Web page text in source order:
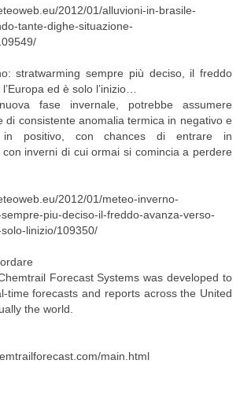
2012/01/alluvioni-in-brasile-
tante-dighe-situazione-
stratwarming sempre più deciso, il freddo
ed è solo l’inizio…
nuova fase invernale, potrebbe assumere
di consistente anomalia termica in negativo e
in positivo, con chances di entrare in
inverni di cui ormai si comincia a perdere
2012/01/meteo-inverno-
piu-deciso-il-freddo-avanza-verso-
linizio/109350/
Forecast Systems was developed to
time forecasts and reports across the United
the world.
main.html